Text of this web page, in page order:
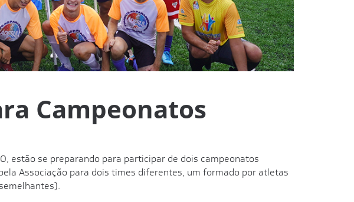
Campeonatos
estão se preparando para participar de dois campeonatos
Associação para dois times diferentes, um formado por atletas